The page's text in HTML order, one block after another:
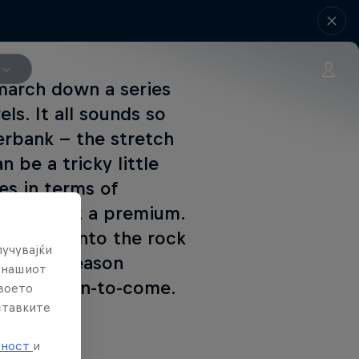
down a series
It all sounds so
-- the stretch
be a tricky little
in terms of
is at a premium.
out onto the rock
any season
to-come.
нашиот
и